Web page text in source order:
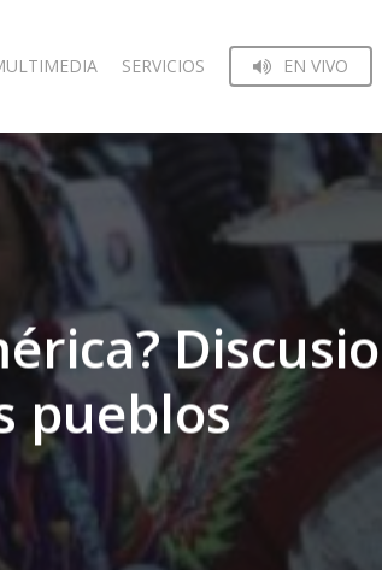
SERVICIOS EN VIVO
pueblos